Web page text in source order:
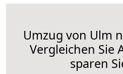
Umzug von Ulm
Vergleichen Sie
sparen